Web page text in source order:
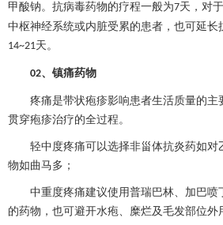
甲酸钠。抗病毒药物的疗程一般为7天，对
中枢神经系统或内脏受累的患者，也可延长
14~21天。
02、 镇痛药物
疼痛是带状疱疹影响患者生活质量的主
贯穿疱疹治疗的全过程。
轻中度疼痛可以选择非甾体抗炎药如对
物如曲马多；
中重度疼痛建议使用普瑞巴林、加巴喷
的药物，也可避开水疱、糜烂及毛发部位外